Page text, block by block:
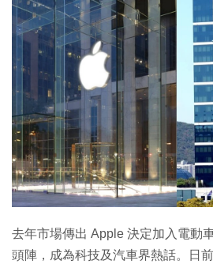
生成式AI與雲端應用
Enterprise Digital Transformation
去年市場傳出 Apple 決定加入電動
頭陣，成為科技及汽車界熱話。日